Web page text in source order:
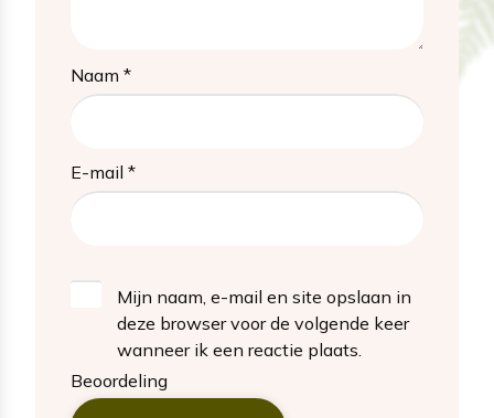
Naam *
E-mail *
Mijn naam, e-mail en site opslaan in
deze browser voor de volgende keer
wanneer ik een reactie plaats.
Beoordeling